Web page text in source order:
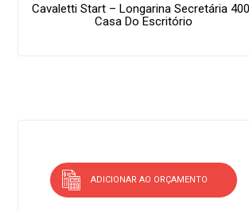
Cavaletti Start – Longarina Secretária
Casa Do Escritório
ADICIONAR AO ORÇAMENTO